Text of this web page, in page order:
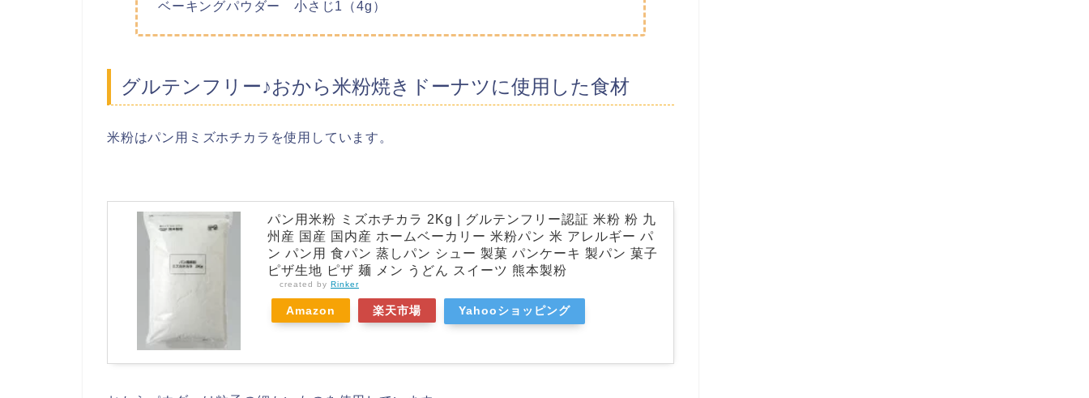
ベーキングパウダー 小さじ1（4g）
グルテンフリー♪おから米粉焼きドーナツに使用した食材
米粉はパン用ミズホチカラを使用しています。
パン用米粉 ミズホチカラ 2Kg | グルテンフリー認証 米粉 粉 九
州産 国産 国内産 ホームベーカリー 米粉パン 米 アレルギー パ
ン パン用 食パン 蒸しパン シュー 製菓 パンケーキ 製パン 菓子
ピザ生地 ピザ 麺 メン うどん スイーツ 熊本製粉
created by Rinker
Amazon 楽天市場 Yahooショッピング